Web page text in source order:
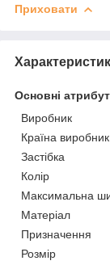
Приховати
Основні
Виробник
Країна виробник
Застібка
Колір
Максимальна
Матеріал
Призначення
Розмір